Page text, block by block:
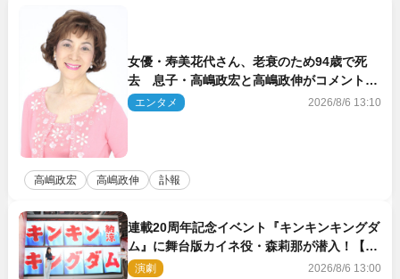
女優・寿美花代さん、老衰のため94歳で死
去 息子・高嶋政宏と高嶋政伸がコメント
「いつもユーモアを忘れない明るく優しい母
でした」
エンタメ 2026/8/6 13:10
高嶋政宏 高嶋政伸 訃報
連載20周年記念イベント『キンキンキングダ
ム』に舞台版カイネ役・森莉那が潜入！【密
着レポート】
演劇 2026/8/6 13:00